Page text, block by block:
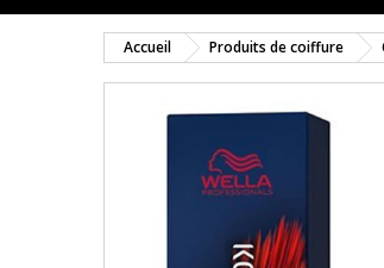
Accueil Produits de coiffure